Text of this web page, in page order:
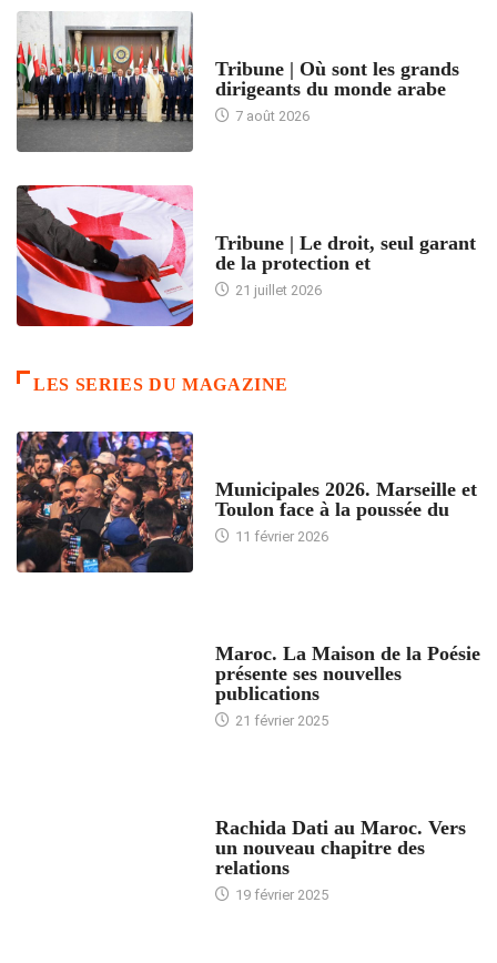
Tribune | Où sont les grands
dirigeants du monde arabe
7 août 2026
Tribune | Le droit, seul garant
de la protection et
21 juillet 2026
LES SERIES DU MAGAZINE
Municipales 2026. Marseille et
Toulon face à la poussée du
11 février 2026
Maroc. La Maison de la Poésie
présente ses nouvelles
publications
21 février 2025
Rachida Dati au Maroc. Vers
un nouveau chapitre des
relations
19 février 2025